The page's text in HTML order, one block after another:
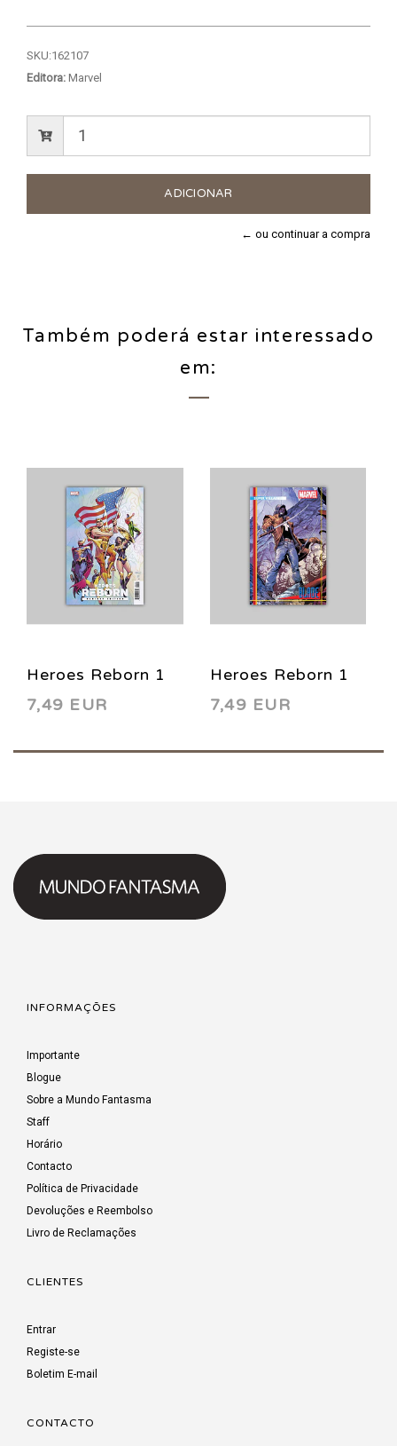
SKU:162107
Editora: Marvel
← ou continuar a compra
Também poderá estar interessado
em:
Heroes Reborn 1
B 2021
7,49 EUR
Heroes Reborn 1
D 2021
7,49 EUR
INFORMAÇÕES
Importante
Blogue
Sobre a Mundo Fantasma
Staff
Horário
Contacto
Política de Privacidade
Devoluções e Reembolso
Livro de Reclamações
CLIENTES
Entrar
Registe-se
Boletim E-mail
CONTACTO